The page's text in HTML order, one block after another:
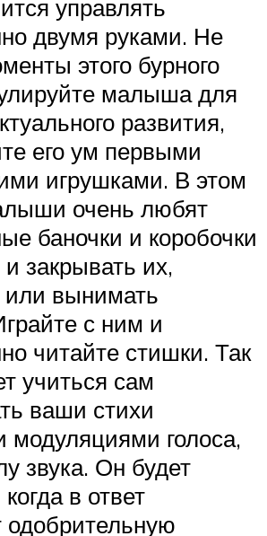
управлять
двумя руками. Не
этого бурного
малыша для
развития,
его ум первыми
игрушками. В этом
очень любят
баночки и коробочки
закрывать их,
или вынимать
с ним и
читайте стишки. Так
учиться сам
ваши стихи
модуляциями голоса,
звука. Он будет
в ответ
одобрительную